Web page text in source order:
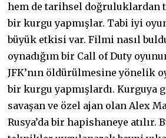
hem de tarihsel doğruluklardan
bir kurgu yapmışlar. Tabi iyi
büyük etkisi var. Filmi nasıl
oynadığım bir Call of Duty
JFK’nın öldürülmesine yönelik
bir kurgu yapmışlardı. Kurguya
savaşan ve özel ajan olan Alex
Rusya’da bir hapishaneye atılır.